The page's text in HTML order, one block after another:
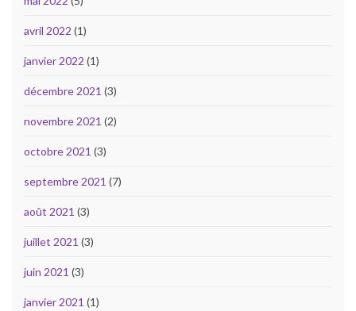
avril 2022 (1)
janvier 2022 (1)
décembre 2021 (3)
novembre 2021 (2)
octobre 2021 (3)
septembre 2021 (7)
août 2021 (3)
juillet 2021 (3)
juin 2021 (3)
janvier 2021 (1)